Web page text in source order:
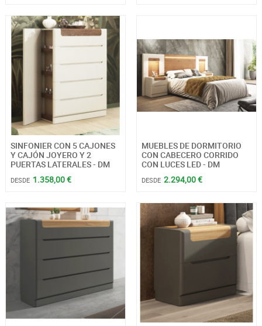
SINFONIER CON 5 CAJONES
Y CAJÓN JOYERO Y 2
PUERTAS LATERALES - DM
DESDE 1.358,00 €
MUEBLES DE DORMITORIO
CON CABECERO CORRIDO
CON LUCES LED - DM
DESDE 2.294,00 €